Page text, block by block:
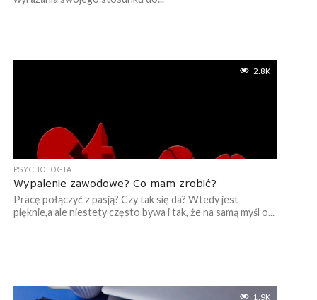
2.8K
PSYCHOLOGIA
Wypalenie zawodowe? Co mam zrobić?
Pracę połączyć z pasją? Czy tak się da? Wtedy jest
pięknie,a ale niestety często bywa i tak, że na samą myśl o...
1.9K